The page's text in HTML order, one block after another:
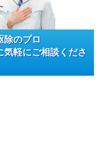
除のプロ
気軽にご相談くださ